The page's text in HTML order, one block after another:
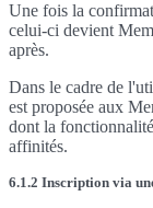
Une fois la
celui-ci devient
après.
Dans le cadre de
est proposée aux
dont la
affinités.
6.1.2 Inscription via